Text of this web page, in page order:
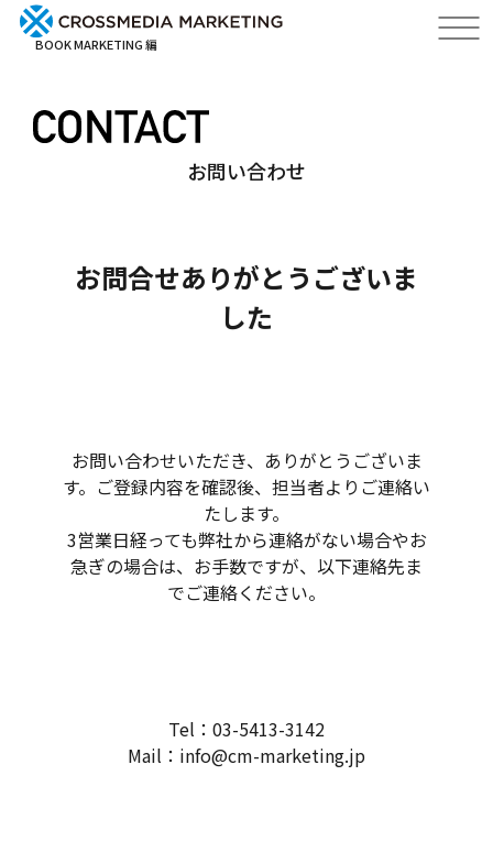
BOOK MARKETING 編
お問い合わせ
お問合せありがとうございま
した
お問い合わせいただき、ありがとうございま
す。ご登録内容を確認後、担当者よりご連絡い
たします。
3営業日経っても弊社から連絡がない場合やお
急ぎの場合は、お手数ですが、以下連絡先ま
でご連絡ください。
Tel：03-5413-3142
Mail：info@cm-marketing.jp